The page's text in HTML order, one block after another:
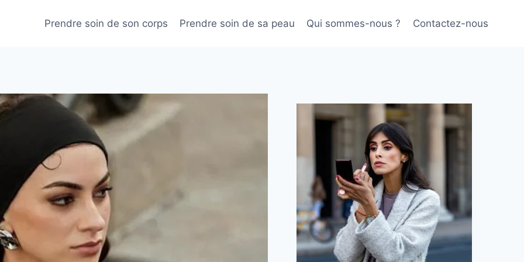
Prendre soin de son corps Prendre soin de sa peau Qui sommes-nous ? Contactez-nous